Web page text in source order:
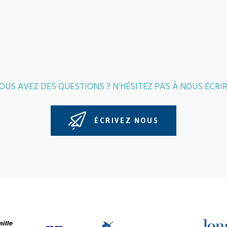
AVEZ DES QUESTIONS ? N’HÉSITEZ PAS À NOUS
ÉCRIVEZ NOUS